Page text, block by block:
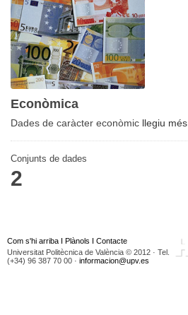
Econòmica
Dades de caràcter econòmic llegiu més
Conjunts de dades
2
Com s'hi arriba I Plànols I Contacte
Universitat Politècnica de València © 2012 · Tel.
(+34) 96 387 70 00 · informacion@upv.es